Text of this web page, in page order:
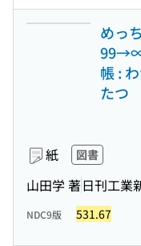
めっ
99→∞
帳 :
たつ
紙 図書
山田学 著日刊工業
NDC9版 531.67